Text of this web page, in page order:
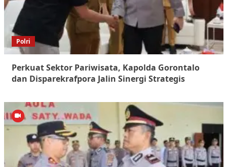
Polri
Perkuat Sektor Pariwisata, Kapolda Gorontalo
dan Disparekrafpora Jalin Sinergi Strategis